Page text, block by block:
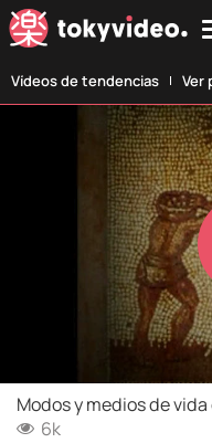
Vídeos de tendencias Ver
Modos y medios de
6k